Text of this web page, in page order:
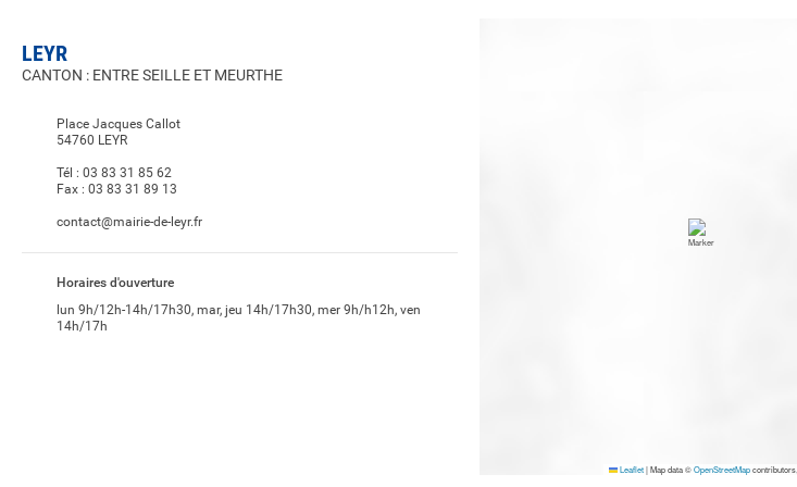
LEYR
CANTON : ENTRE SEILLE ET MEURTHE
Place Jacques Callot
54760 LEYR
Tél : 03 83 31 85 62
Fax : 03 83 31 89 13
contact@mairie-de-leyr.fr
Horaires d'ouverture
lun 9h/12h-14h/17h30, mar, jeu 14h/17h30, mer 9h/h12h, ven
14h/17h
Leaflet |Map data ©OpenStreetMapcontributors,